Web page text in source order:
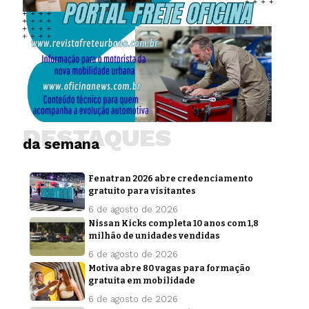
da semana
DESTAQUES
Fenatran 2026 abre credenciamento
gratuito para visitantes
6 de agosto de 2026
Nissan Kicks completa 10 anos com 1,8
milhão de unidades vendidas
6 de agosto de 2026
Motiva abre 80 vagas para formação
gratuita em mobilidade
6 de agosto de 2026